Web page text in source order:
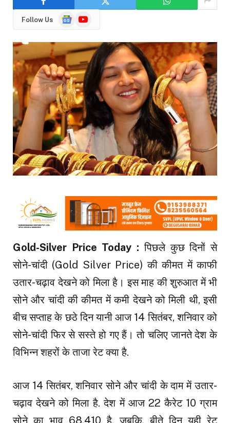
Follow Us
GoogleYouTube
Gold-Silver Price Today :पिछले कुछ दिनों से
सोने-चांदी (Gold Silver Price) की कीमत में काफी
उतार-चढ़ाव देखने को मिला है। इस माह की शुरुआत में भी
सोने और चांदी की कीमत में कमी देखने को मिली थी, इसी
बीच सप्ताह के छठे दिन यानी आज 14 सितंबर, शनिवार को
सोने-चांदी फिर से सस्ते हो गए हैं। तो चलिए जानते देश के
विभिन्न शहरों के ताजा रेट क्या है.
आज 14 सितंबर, शनिवार सोने और चांदी के दाम में उतार-
चढ़ाव देखने को मिला है. देश में आज 22 कैरेट 10 ग्राम
सोने का भाव ₹68,410 है. जबकि, बीते दिन यही रेट